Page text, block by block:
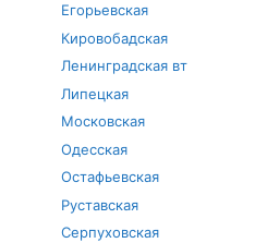
Егорьевская
Кировобадская
Ленинградская вт
Липецкая
Московская
Одесская
Остафьевская
Руставская
Серпуховская